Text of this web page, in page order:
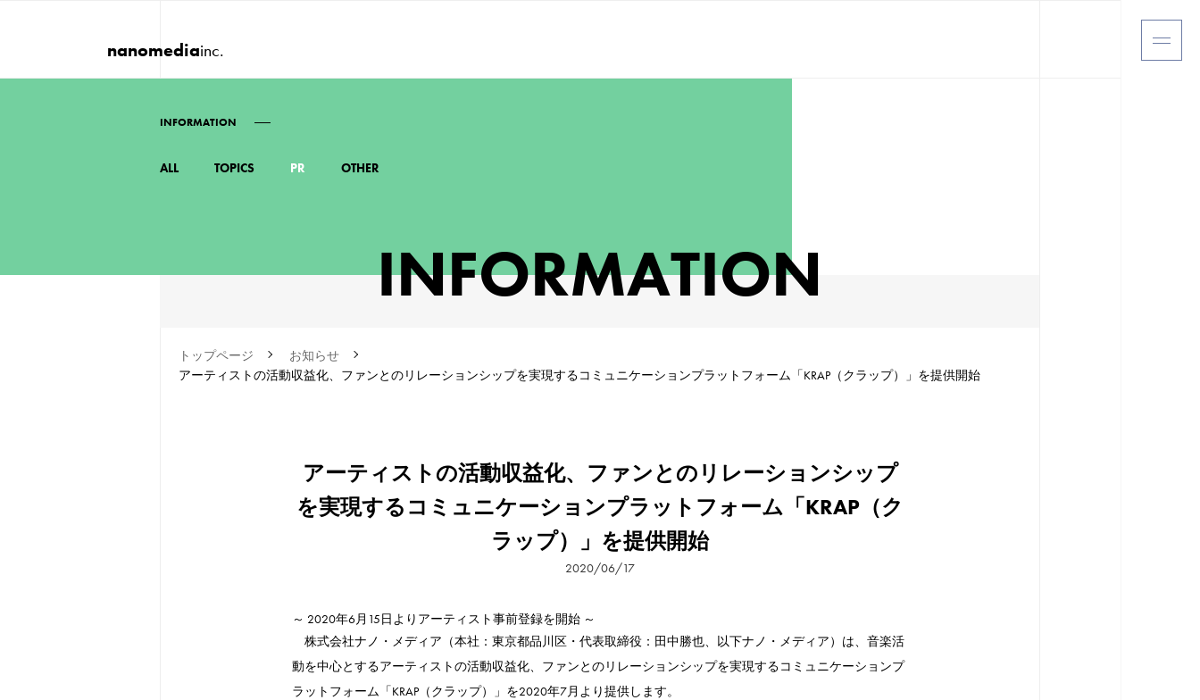
nanomediainc.
INFORMATION
ALL TOPICS PR OTHER
INFORMATION
トップページ
お知らせ
アーティストの活動収益化、ファンとのリレーションシップを実現するコミュニケーションプラットフォーム「KRAP（クラップ）」を提供開始
アーティストの活動収益化、ファンとのリレーションシップ
を実現するコミュニケーションプラットフォーム「KRAP（ク
ラップ）」を提供開始
2020/06/17
～ 2020年6月15日よりアーティスト事前登録を開始 ～
株式会社ナノ・メディア（本社：東京都品川区・代表取締役：田中勝也、以下ナノ・メディア）は、音楽活
動を中心とするアーティストの活動収益化、ファンとのリレーションシップを実現するコミュニケーションプ
ラットフォーム「KRAP（クラップ）」を2020年7月より提供します。